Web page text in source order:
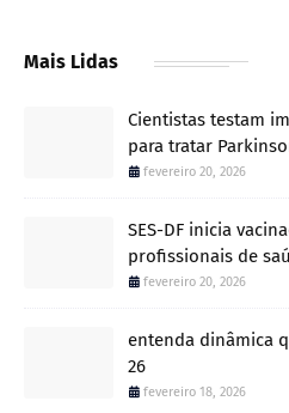
Mais Lidas
Cientistas testam
para tratar
fevereiro 20, 2026
SES-DF inicia
profissionais de
fevereiro 20, 2026
entenda dinâmica
26
fevereiro 18, 2026